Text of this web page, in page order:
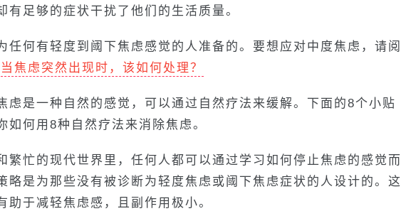
有足够的症状干扰了他们的生活质量。
任何有轻度到阈下焦虑感觉的人准备的。要想应对中度焦虑，请阅
当焦虑突然出现时，该如何处理？
虑是一种自然的感觉，可以通过自然疗法来缓解。下面的8个小贴
如何用8种自然疗法来消除焦虑。
繁忙的现代世界里，任何人都可以通过学习如何停止焦虑的感觉而
略是为那些没有被诊断为轻度焦虑或阈下焦虑症状的人设计的。这
助于减轻焦虑感，且副作用极小。